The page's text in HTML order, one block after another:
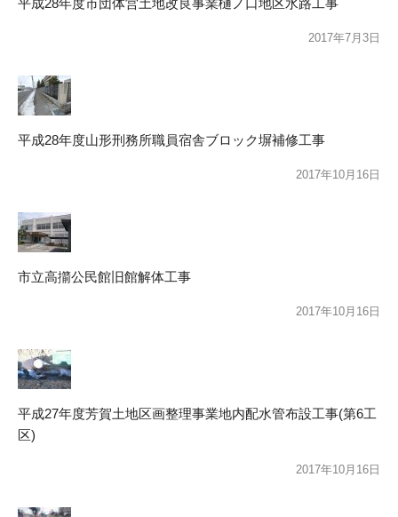
平成28年度市団体営土地改良事業樋ノ口地区水路工事
2017年7月3日
平成28年度山形刑務所職員宿舎ブロック塀補修工事
2017年10月16日
市立高擶公民館旧館解体工事
2017年10月16日
平成27年度芳賀土地区画整理事業地内配水管布設工事(第6工
区)
2017年10月16日